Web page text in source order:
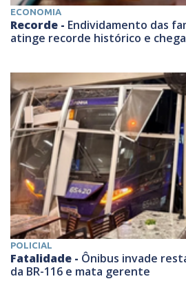
ECONOMIA
Recorde - Endividamento das
atinge recorde histórico e chega
POLICIAL
Fatalidade - Ônibus invade
da BR-116 e mata gerente